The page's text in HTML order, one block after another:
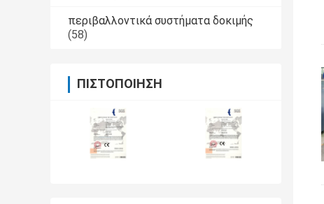
περιβαλλοντικά συστήματα δοκιμής
(58)
ΠΙΣΤΟΠΟΊΗΣΗ